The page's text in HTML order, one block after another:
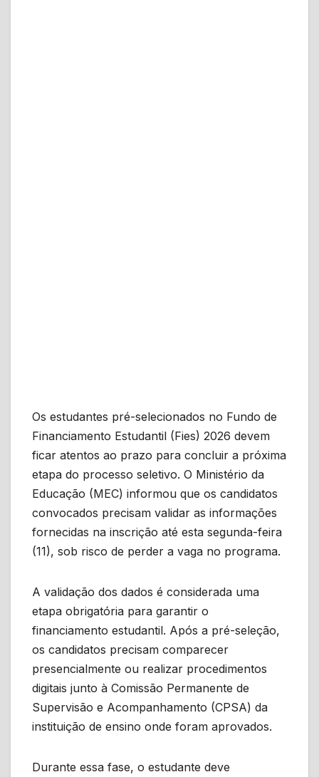
Os estudantes pré-selecionados no Fundo de
Financiamento Estudantil (Fies) 2026 devem
ficar atentos ao prazo para concluir a próxima
etapa do processo seletivo. O Ministério da
Educação (MEC) informou que os candidatos
convocados precisam validar as informações
fornecidas na inscrição até esta segunda-feira
(11), sob risco de perder a vaga no programa.
A validação dos dados é considerada uma
etapa obrigatória para garantir o
financiamento estudantil. Após a pré-seleção,
os candidatos precisam comparecer
presencialmente ou realizar procedimentos
digitais junto à Comissão Permanente de
Supervisão e Acompanhamento (CPSA) da
instituição de ensino onde foram aprovados.
Durante essa fase, o estudante deve